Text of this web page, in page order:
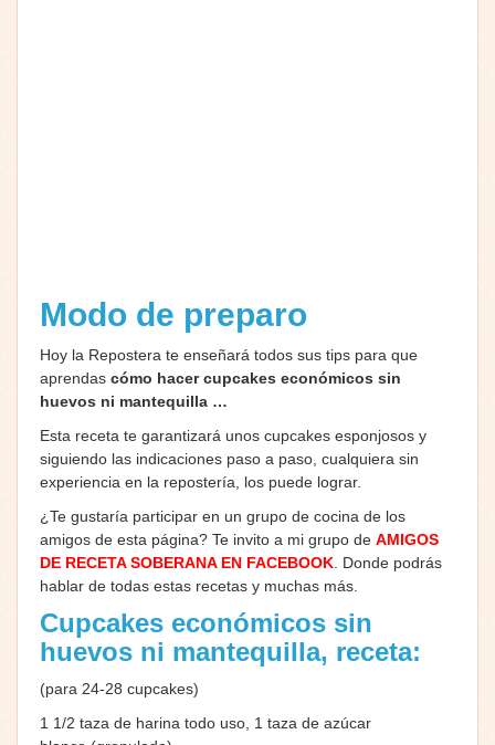
Modo de preparo
Hoy la Repostera te enseñará todos sus tips para que
aprendas cómo hacer cupcakes económicos sin
huevos ni mantequilla …
Esta receta te garantizará unos cupcakes esponjosos y
siguiendo las indicaciones paso a paso, cualquiera sin
experiencia en la repostería, los puede lograr.
¿Te gustaría participar en un grupo de cocina de los
amigos de esta página? Te invito a mi grupo de AMIGOS
DE RECETA SOBERANA EN FACEBOOK . Donde podrás
hablar de todas estas recetas y muchas más.
Cupcakes económicos sin
huevos ni mantequilla, receta:
(para 24-28 cupcakes)
1 1/2 taza de harina todo uso, 1 taza de azúcar